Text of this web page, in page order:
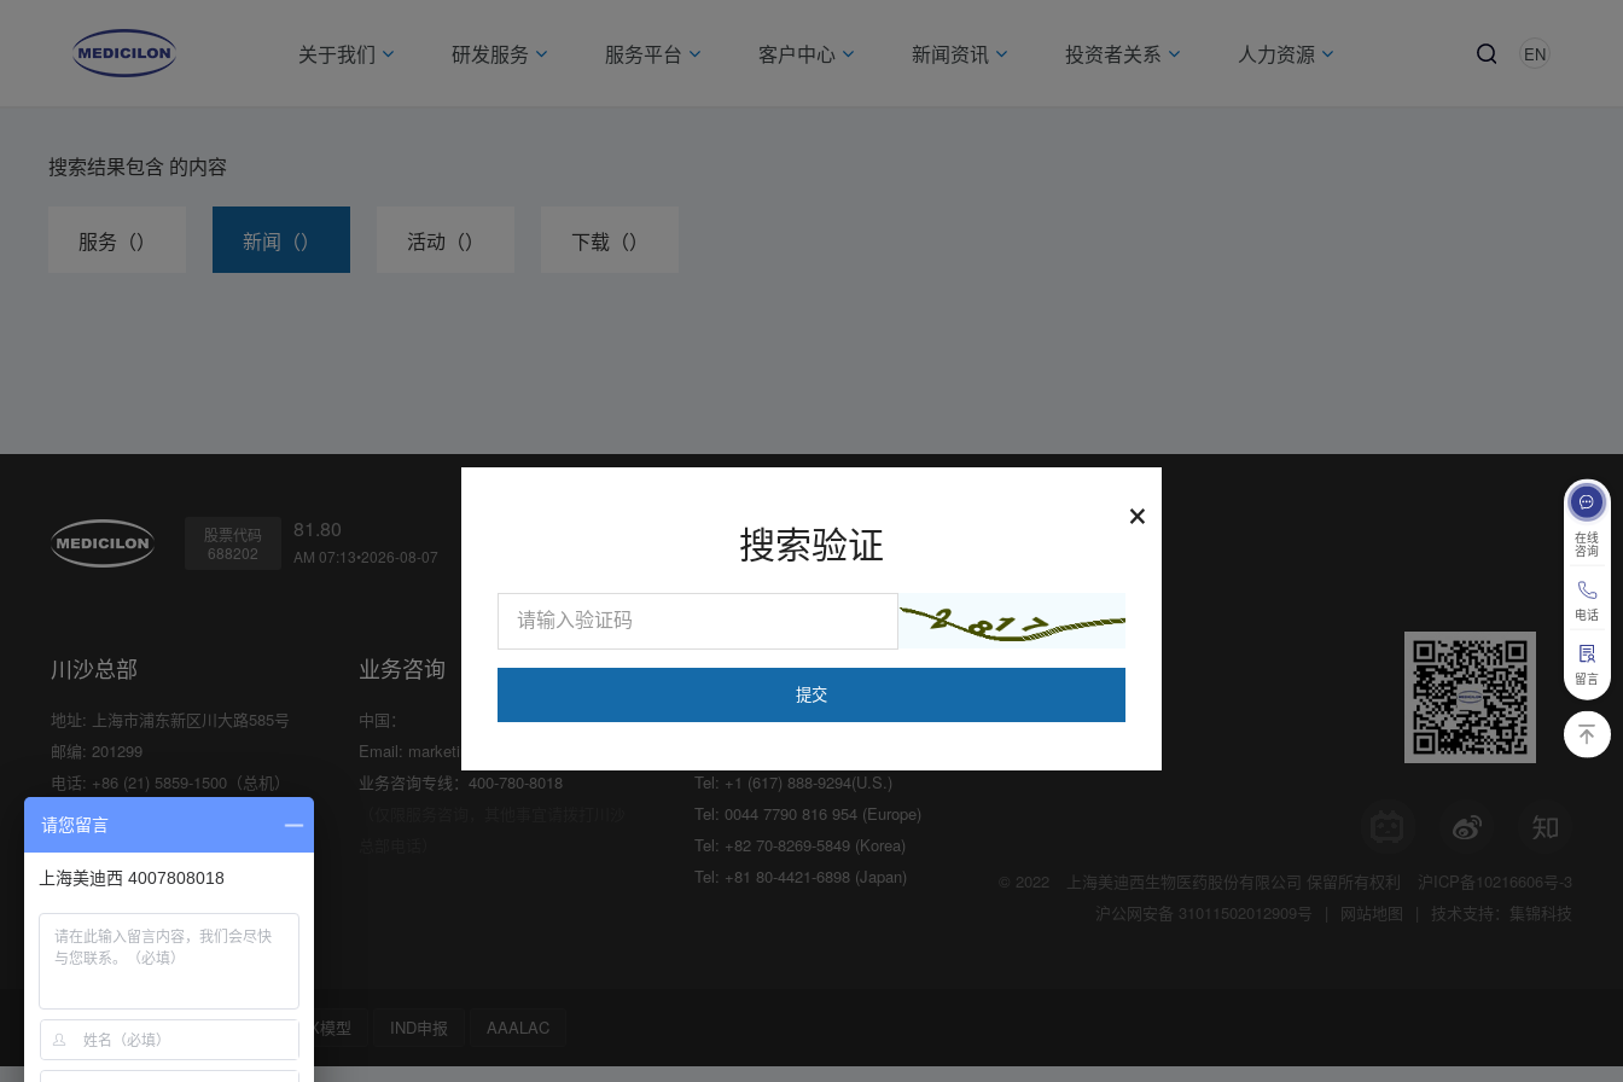
关于我们 研发服务 服务平台 客户中心 新闻资讯 投资者关系 人力资源 EN
在线
咨询
电话
留言
搜索结果包含 的内容
服务（） 新闻（） 活动（） 下载（）
股票代码
688202
81.80
AM 07:13•2026-08-07
川沙总部
地址: 上海市浦东新区川大路585号
邮编: 201299
电话: +86 (21) 5859-1500（总机）
传真: +86 (21) 5859-6369
业务咨询
中国：
Email: marketing@medicilon.com
业务咨询专线：400-780-8018
海外：
Tel: +1 (617) 888-9294(U.S.)
Tel: 0044 7790 816 954 (Europe)
Tel: +82 70-8269-5849 (Korea)
Tel: +81 80-4421-6898 (Japan)
© 2022 上海美迪西生物医药股份有限公司 保留所有权利
沪ICP备10216606号-3
沪公网安备 31011502012909号
| 网站地图 | 技术支持：集锦科技
安全性评价 溶瘤病毒 PDX模型 IND申报 AAALAC
×
搜索验证
请您留言
上海美迪西 4007808018